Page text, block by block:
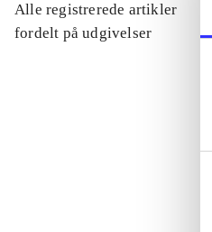
Alle registrerede artikler
fordelt på udgivelser